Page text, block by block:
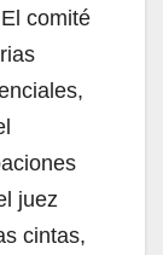
comité
juez
cintas,